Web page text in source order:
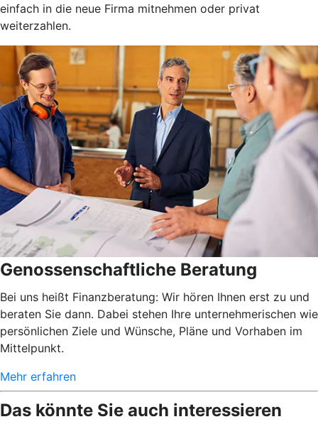
einfach in die neue Firma mitnehmen oder privat
weiterzahlen.
Genossenschaftliche Beratung
Bei uns heißt Finanzberatung: Wir hören Ihnen erst zu und
beraten Sie dann. Dabei stehen Ihre unternehmerischen wie
persönlichen Ziele und Wünsche, Pläne und Vorhaben im
Mittelpunkt.
Mehr erfahren
Das könnte Sie auch interessieren